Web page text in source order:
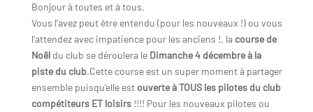
Bonjour à toutes et à tous,
Vous l’avez peut être entendu (pour les nouveaux !) ou vous
l’attendez avec impatience pour les anciens !, la course de
Noëldu club se déroulera le Dimanche 4 décembre à la
piste du club.Cette course est un super moment à partager
ensemble puisqu’elle est ouverte à TOUS les pilotes du club
compétiteurs ET loisirs!!!! Pour les nouveaux pilotes ou